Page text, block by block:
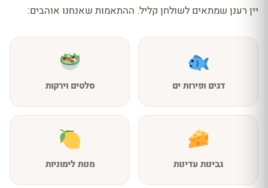
יין רענן שמתאים לשולחן קליל. ההתאמות שאנחנו אוהבים:
דגים ופירות ים סלטים וירקות
גבינות עדינות מנות לימוניות